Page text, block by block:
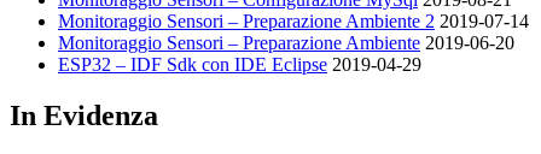
Monitoraggio Sensori – Preparazione Ambiente 2 2019-07-14
Monitoraggio Sensori – Preparazione Ambiente 2019-06-20
ESP32 – IDF Sdk con IDE Eclipse 2019-04-29
In Evidenza